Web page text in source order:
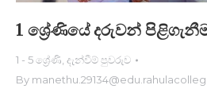
1 ශ්‍රේණියේ දරුවන්
1 - 5 ශ්‍රේණි, දැන්වීම් පුවරුව
By